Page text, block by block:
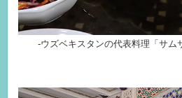
-ウズベキスタンの代表料理「サム